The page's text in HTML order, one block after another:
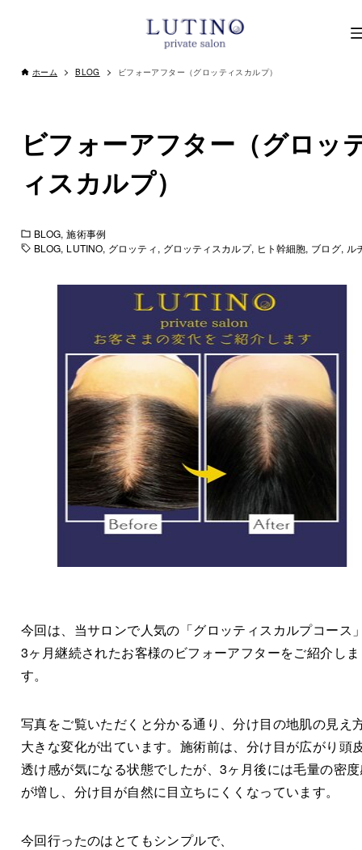
ホーム BLOG ビフォーアフター（グロッティスカルプ）
ビフォーアフター（グロッ
ィスカルプ）
BLOG 施術事例
BLOG LUTINO グロッティ グロッティスカルプ ヒト幹細胞 ブログ ル
今回は、当サロンで人気の「グロッティスカルプコース
3ヶ月継続されたお客様のビフォーアフターをご紹介しま
す。
写真をご覧いただくと分かる通り、分け目の地肌の見え
大きな変化が出ています。施術前は、分け目が広がり頭
透け感が気になる状態でしたが、3ヶ月後には毛量の密
が増し、分け目が自然に目立ちにくくなっています。
今回行ったのはとてもシンプルで、